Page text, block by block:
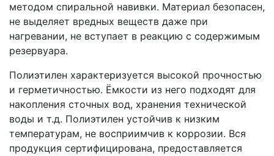
методом спиральной навивки. Материал безопасен,
не выделяет вредных веществ даже при
нагревании, не вступает в реакцию с содержимым
резервуара.
Полиэтилен характеризуется высокой прочностью
и герметичностью. Ёмкости из него подходят для
накопления сточных вод, хранения технической
воды и т.д. Полиэтилен устойчив к низким
температурам, не восприимчив к коррозии. Вся
продукция сертифицирована, предоставляется